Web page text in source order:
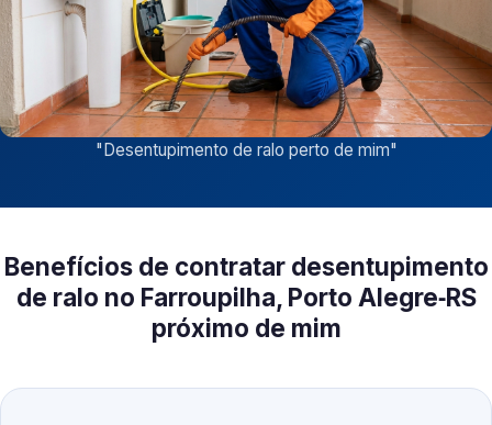
"Desentupimento de ralo perto de mim"
Benefícios de contratar desentupimento
de ralo no Farroupilha, Porto Alegre‑RS
próximo de mim